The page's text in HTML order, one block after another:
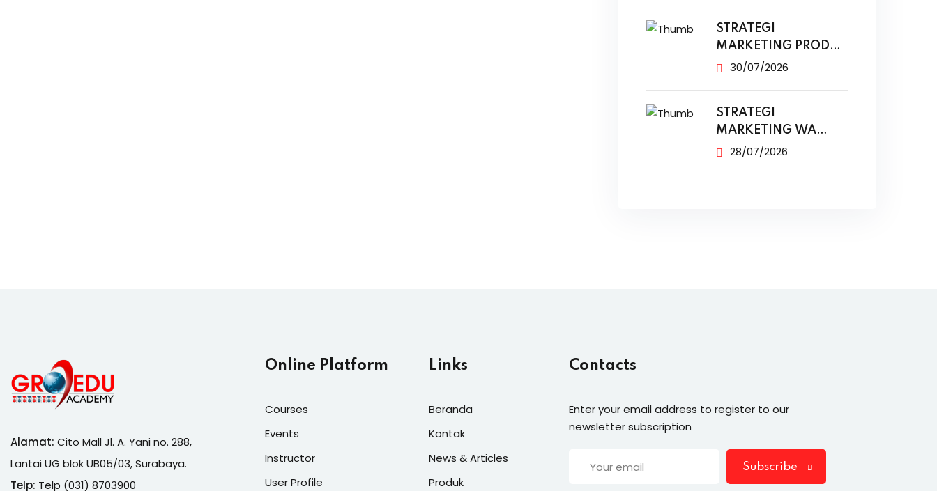
STRATEGI
MARKETING PRODUK
MODAL KECIL TANPA
30/07/2026
STRATEGI
MARKETING WA
BUSINESS UNTUK
28/07/2026
Alamat: Cito Mall Jl. A. Yani no. 288,
Lantai UG blok UB05/03, Surabaya.
Telp: Telp (031) 8703900
Online Platform
Courses
Events
Instructor
User Profile
Links
Beranda
Kontak
News & Articles
Produk
Contacts
Enter your email address to register to our
newsletter subscription
Subscribe